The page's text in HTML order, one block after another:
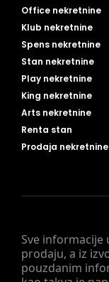
Sve informacije
prodaju, a iz
pouzdanim
Office nekretnine
Klub nekretnine
Spens nekretnine
Stan nekretnine
Play nekretnine
King nekretnine
Arts nekretnine
Renta stan
Prodaja nekretnine